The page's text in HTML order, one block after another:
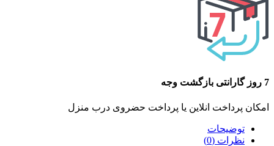
7 روز گارانتی بازگشت وجه
امکان پرداخت انلاین یا پرداخت حضروی درب منزل
توضیحات
نظرات (0)